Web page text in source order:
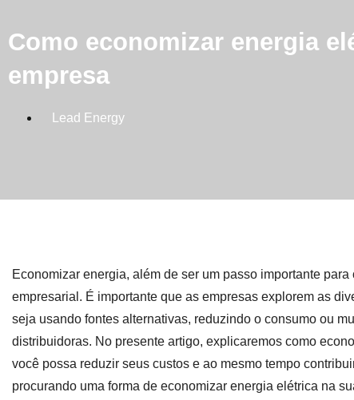
Como economizar energia
empresa
Lead Energy
Economizar energia, além de ser um passo importante
empresarial. É importante que as empresas explorem as
seja usando fontes alternativas, reduzindo o consumo ou
distribuidoras. No presente artigo, explicaremos como
você possa reduzir seus custos e ao mesmo tempo
procurando uma forma de economizar energia elétrica na